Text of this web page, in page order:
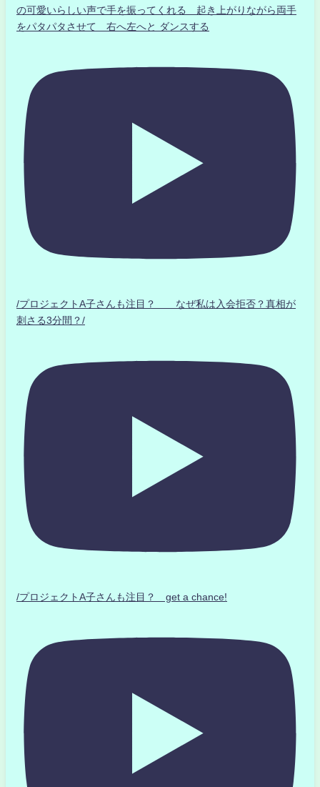
の可愛いらしい声で手を振ってくれる 起き上がりながら両手
をパタパタさせて 右へ左へと ダンスする
/プロジェクトA子さんも注目？ なぜ私は入会拒否？真相が
刺さる3分間？/
/プロジェクトA子さんも注目？ get a chance!